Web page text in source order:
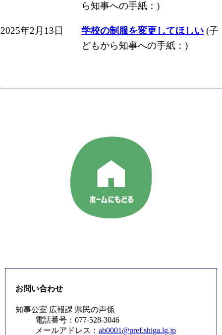
ら知事への手紙：)
2025年2月13日 学校の制服を変更してほしい (子
どもから知事への手紙：)
お問い合わせ
知事公室 広報課 県民の声係
電話番号：077-528-3046
メールアドレス： ab0001@pref.shiga.lg.jp